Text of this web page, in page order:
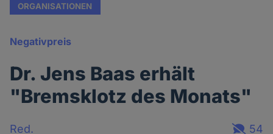
ORGANISATIONEN
Negativpreis
Dr. Jens Baas erhält
"Bremsklotz des Monats"
Red.
54